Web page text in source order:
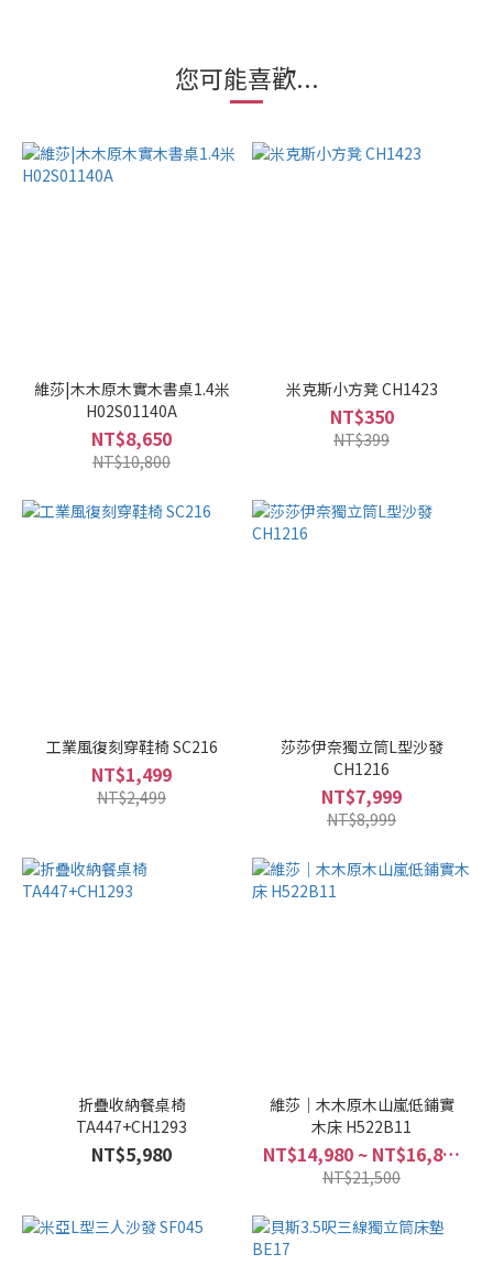
您可能喜歡...
維莎|木木原木實木書桌1.4米
H02S01140A
NT$8,650
NT$10,800
米克斯小方凳 CH1423
NT$350
NT$399
工業風復刻穿鞋椅 SC216
NT$1,499
NT$2,499
莎莎伊奈獨立筒L型沙發
CH1216
NT$7,999
NT$8,999
折疊收納餐桌椅
TA447+CH1293
NT$5,980
維莎｜木木原木山嵐低鋪實
木床 H522B11
NT$14,980 ~ NT$16,800
NT$21,500